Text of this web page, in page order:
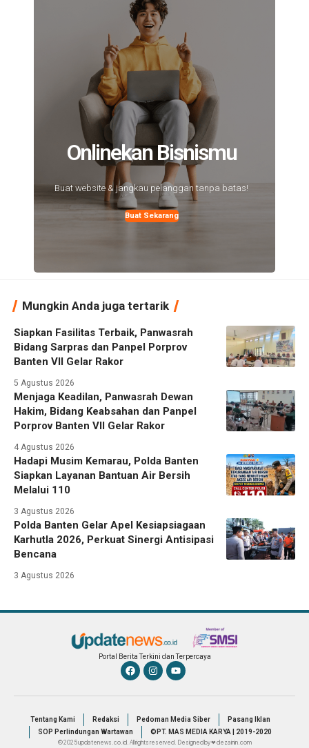
Onlinekan Bisnismu
Buat website & jangkau pelanggan tanpa batas!
Buat Sekarang
Mungkin Anda juga tertarik
Siapkan Fasilitas Terbaik, Panwasrah
Bidang Sarpras dan Panpel Porprov
Banten VII Gelar Rakor
5 Agustus 2026
Menjaga Keadilan, Panwasrah Dewan
Hakim, Bidang Keabsahan dan Panpel
Porprov Banten VII Gelar Rakor
4 Agustus 2026
Hadapi Musim Kemarau, Polda Banten
Siapkan Layanan Bantuan Air Bersih
Melalui 110
3 Agustus 2026
Polda Banten Gelar Apel Kesiapsiagaan
Karhutla 2026, Perkuat Sinergi Antisipasi
Bencana
3 Agustus 2026
Portal Berita Terkini dan Terpercaya
Tentang Kami Redaksi Pedoman Media Siber
Pasang Iklan
SOP Perlindungan Wartawan
©PT. MAS MEDIA KARYA | 2019-2020
© 2025 updatenews.co.id. All rights reserved. Designed by ❤ dezainin.com